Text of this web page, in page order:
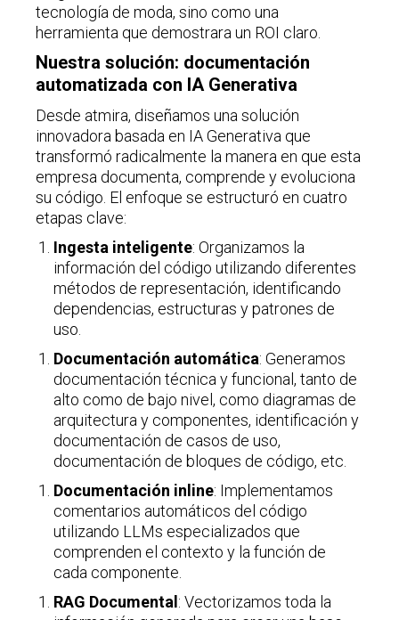
tecnología de moda, sino como una
herramienta que demostrara un ROI claro.
Nuestra solución: documentación
automatizada con IA Generativa
Desde atmira, diseñamos una solución
innovadora basada en IA Generativa que
transformó radicalmente la manera en que esta
empresa documenta, comprende y evoluciona
su código. El enfoque se estructuró en cuatro
etapas clave:
Ingesta inteligente: Organizamos la
información del código utilizando diferentes
métodos de representación, identificando
dependencias, estructuras y patrones de
uso.
Documentación automática: Generamos
documentación técnica y funcional, tanto de
alto como de bajo nivel, como diagramas de
arquitectura y componentes, identificación y
documentación de casos de uso,
documentación de bloques de código, etc.
Documentación inline: Implementamos
comentarios automáticos del código
utilizando LLMs especializados que
comprenden el contexto y la función de
cada componente.
RAG Documental: Vectorizamos toda la